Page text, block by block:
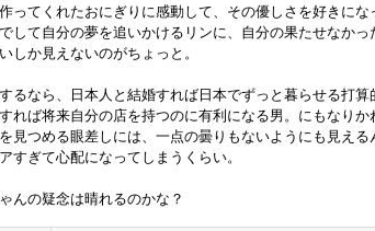
ってくれたおにぎりに感動して、その優しさを好きにな
して自分の夢を追いかけるリンに、自分の果たせなかっ
しか見えないのがちょっと。
るなら、日本人と結婚すれば日本でずっと暮らせる打
れば将来自分の店を持つのに有利になる男。にもなりか
見つめる眼差しには、一点の曇りもないようにも見える
すぎて心配になってしまうくらい。
んの疑念は晴れるのかな？